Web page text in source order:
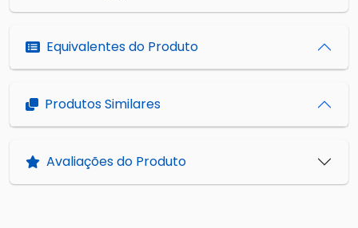
Equivalentes do Produto
Produtos Similares
Avaliações do Produto